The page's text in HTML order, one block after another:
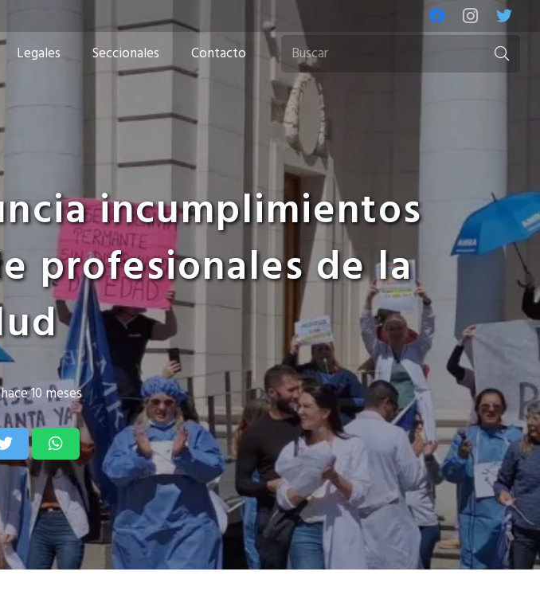
Legales Seccionales Contacto
incumplimientos
profesionales de la
hace 10 meses